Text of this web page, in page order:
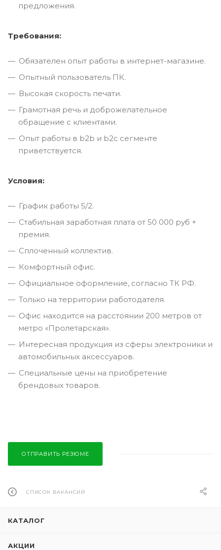
предложения.
Требования:
Обязателен опыт работы в интернет-магазине.
Опытный пользователь ПК.
Высокая скорость печати.
Грамотная речь и доброжелательное
обращение с клиентами.
Опыт работы в b2b и b2c сегменте
приветствуется.
Условия:
График работы 5/2.
Стабильная заработная плата от 50 000 руб +
премия.
Сплоченный коллектив.
Комфортный офис.
Официальное оформление, согласно ТК РФ.
Только на территории работодателя.
Офис находится на расстоянии 200 метров от
метро «Пролетарская».
Интересная продукция из сферы электроники и
автомобильных аксессуаров.
Специальные цены на приобретение
брендовых товаров.
ОТПРАВИТЬ РЕЗЮМЕ
СПИСОК ВАКАНСИЙ
КАТАЛОГ
АКЦИИ